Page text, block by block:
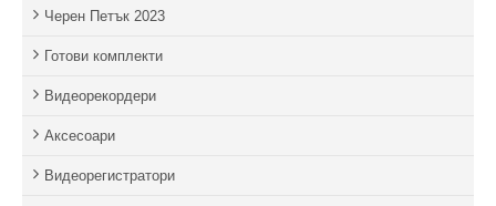
Черен Петък 2023
Готови комплекти
Видеорекордери
Аксесоари
Видеорегистратори